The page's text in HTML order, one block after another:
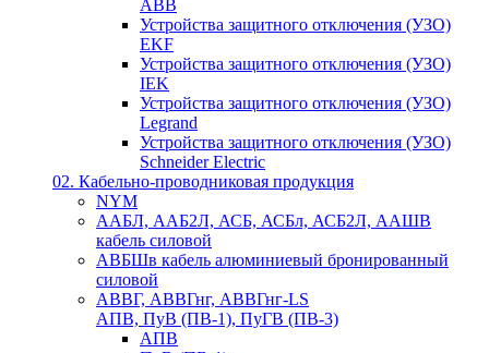
ABB
Устройства защитного отключения (УЗО)
EKF
Устройства защитного отключения (УЗО)
IEK
Устройства защитного отключения (УЗО)
Legrand
Устройства защитного отключения (УЗО)
Schneider Electric
02. Кабельно-проводниковая продукция
NYM
ААБЛ, ААБ2Л, АСБ, АСБл, АСБ2Л, ААШВ
кабель силовой
АВБШв кабель алюминиевый бронированный
силовой
АВВГ, АВВГнг, АВВГнг-LS
АПВ, ПуВ (ПВ-1), ПуГВ (ПВ-3)
АПВ